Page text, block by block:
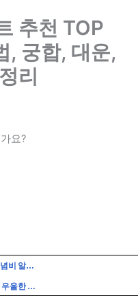
임사이트 감사일기 325일- 성공적인 기념비 알바, 시계줄 줄이기
‘스파이더맨: 브랜드 뉴 데이’, 거미줄의 우울한 진자운동